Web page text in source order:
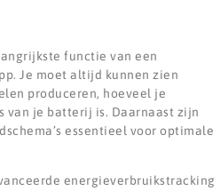
functie van een
Je moet altijd kunnen zien
produceren, hoeveel je
van je batterij is. Daarnaast zijn
essentieel voor optimale
energieverbruikstracking